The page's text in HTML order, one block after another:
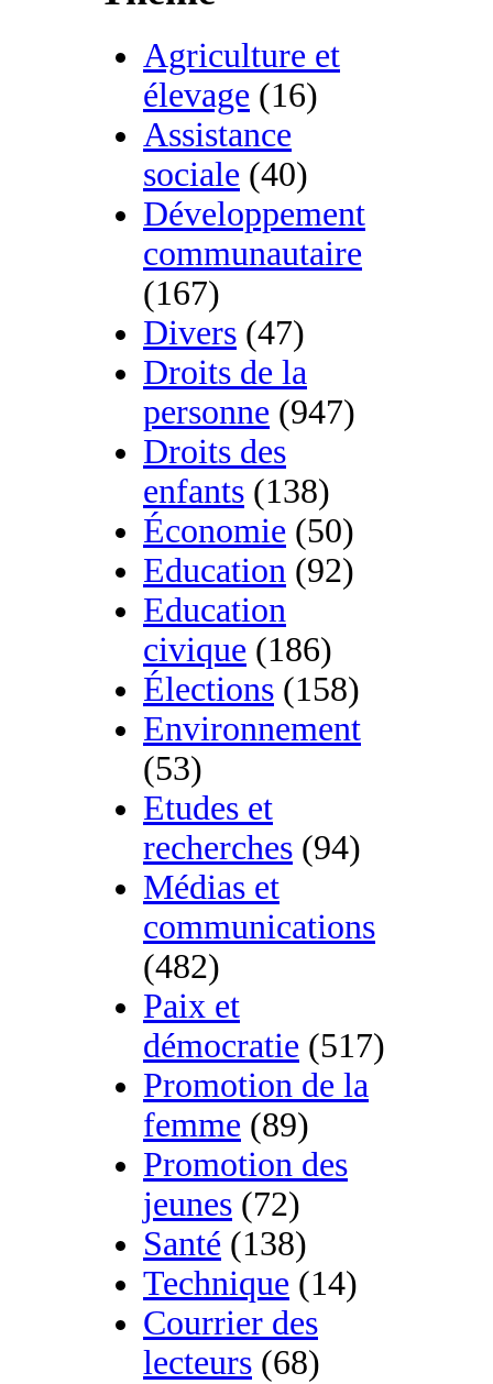
Agriculture et
élevage (16)
Assistance
sociale (40)
Développement
communautaire
(167)
Divers (47)
Droits de la
personne (947)
Droits des
enfants (138)
Économie (50)
Education (92)
Education
civique (186)
Élections (158)
Environnement
(53)
Etudes et
recherches (94)
Médias et
communications
(482)
Paix et
démocratie (517)
Promotion de la
femme (89)
Promotion des
jeunes (72)
Santé (138)
Technique (14)
Courrier des
lecteurs (68)